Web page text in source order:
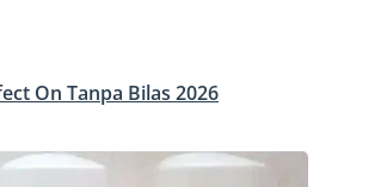
On Tanpa Bilas 2026